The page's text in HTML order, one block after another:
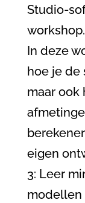
Studio-
workshop.
In deze
hoe je de
maar ook
eigen
3: Leer
modellen